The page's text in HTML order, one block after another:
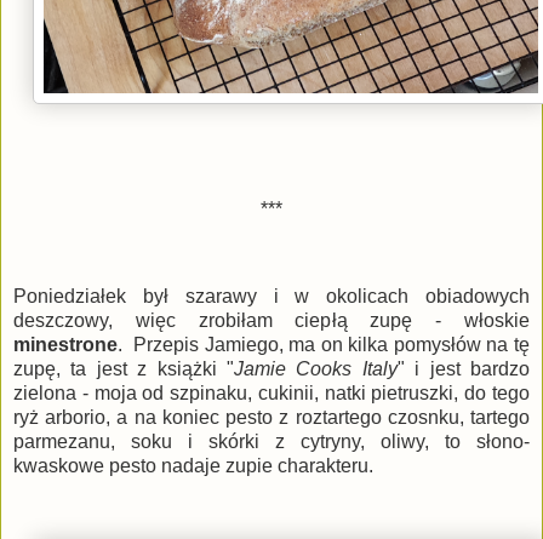
***
Poniedziałek był szarawy i w okolicach obiadowych
deszczowy, więc zrobiłam ciepłą zupę - włoskie
minestrone. Przepis Jamiego, ma on kilka pomysłów na tę
zupę, ta jest z książki "Jamie Cooks Italy" i jest bardzo
zielona - moja od szpinaku, cukinii, natki pietruszki, do tego
ryż arborio, a na koniec pesto z roztartego czosnku, tartego
parmezanu, soku i skórki z cytryny, oliwy, to słono-
kwaskowe pesto nadaje zupie charakteru.